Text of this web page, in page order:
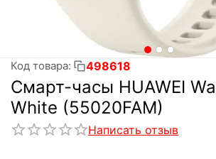
Код товара: 498618
Смарт-часы HUAWEI
White (55020FAM)
Написать отзыв